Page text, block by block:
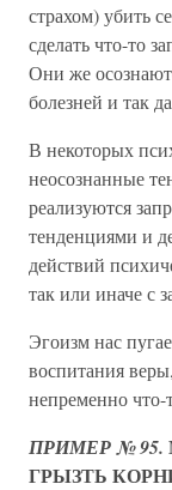
страхом) убить
сделать что-то
Они же
болезней и так
В некоторых
неосознанные
реализуются
тенденциями и
действий
так или иначе с
Эгоизм нас
воспитания
непременно что-
ПРИМЕР № 95.
ГРЫЗТЬ